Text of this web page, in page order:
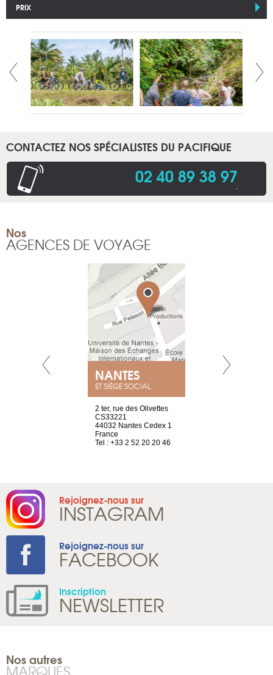
PRIX
CONTACTEZ NOS SPÉCIALISTES DU PACIFIQUE
02 40 89 38 97.
Nos
AGENCES DE VOYAGE
NANTES
ET SIÈGE SOCIAL
2 ter, rue des Olivettes
CS33221
44032 Nantes Cedex 1
France
Tel : +33 2 52 20 20 46
Rejoignez-nous sur
INSTAGRAM
Rejoignez-nous sur
FACEBOOK
Inscription
NEWSLETTER
Nos autres
MARQUES